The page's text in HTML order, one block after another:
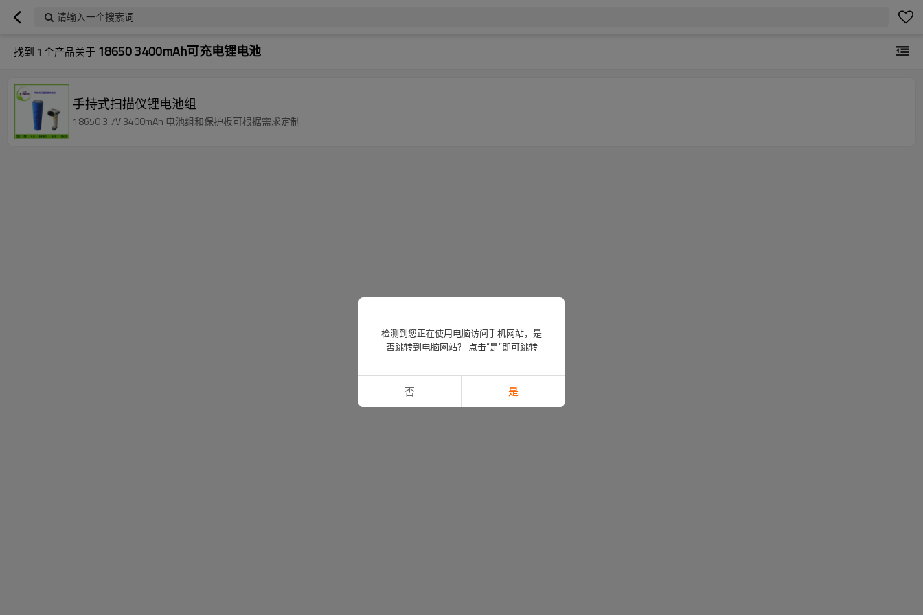
请输入一个搜索词
找到 1 个产品关于 18650 3400mAh可充电锂电池
手持式扫描仪锂电池组
18650 3.7V 3400mAh 电池组和保护板可根据需求定制
检测到您正在使用电脑访问手机网站，是
否跳转到电脑网站？ 点击“是”即可跳转
否 是